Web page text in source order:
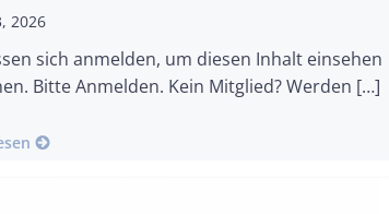
2026
sich anmelden, um diesen Inhalt einsehen
Bitte Anmelden. Kein Mitglied? Werden […]